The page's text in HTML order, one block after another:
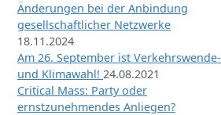
Änderungen bei der Anbindung
gesellschaftlicher Netzwerke
18.11.2024
Am 26. September ist Verkehrswende-
und Klimawahl! 24.08.2021
Critical Mass: Party oder
ernstzunehmendes Anliegen?